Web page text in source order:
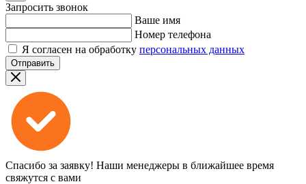
Запросить звонок
Ваше имя
Номер телефона
Я согласен на обработку персональных данных
Отправить
Спасибо за заявку! Наши менеджеры в ближайшее время
свяжутся с вами